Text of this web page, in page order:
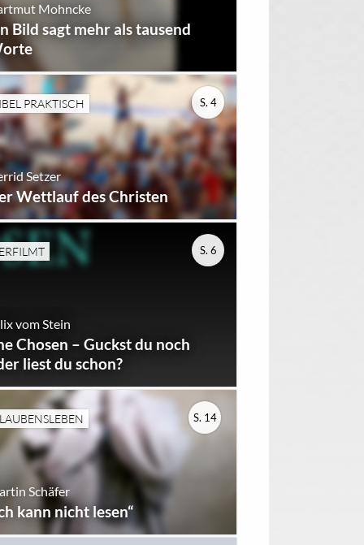
Mohncke
Bild sagt mehr als tausend
PRAKTISCH
Setzer
Wettlauf des Christen
S. 4
vom Stein
Chosen – Guckst du noch
liest du schon?
S. 6
Schäfer
kann nicht lesen“
S. 14